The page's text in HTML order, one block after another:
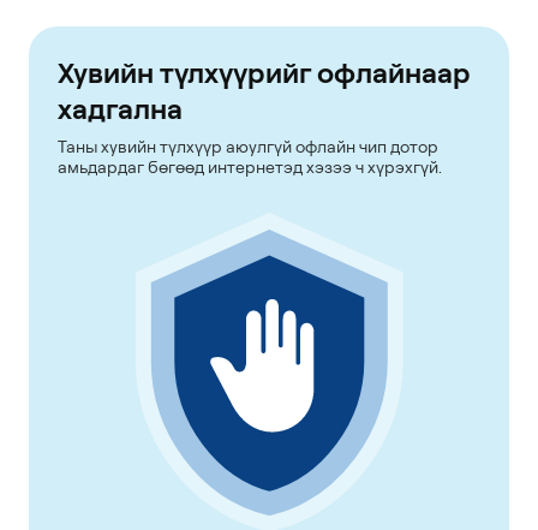
Хувийн түлхүүрийг офлайнаар
хадгална
Таны хувийн түлхүүр аюулгүй офлайн чип дотор
амьдардаг бөгөөд интернетэд хэзээ ч хүрэхгүй.